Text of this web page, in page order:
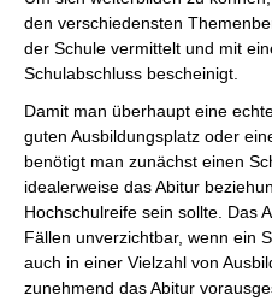
den verschiedensten
der Schule vermittelt und mit
Schulabschluss bescheinigt.
Damit man überhaupt eine
guten Ausbildungsplatz oder
benötigt man zunächst einen
idealerweise das Abitur
Hochschulreife sein sollte. Das
Fällen unverzichtbar, wenn ein
auch in einer Vielzahl von
zunehmend das Abitur